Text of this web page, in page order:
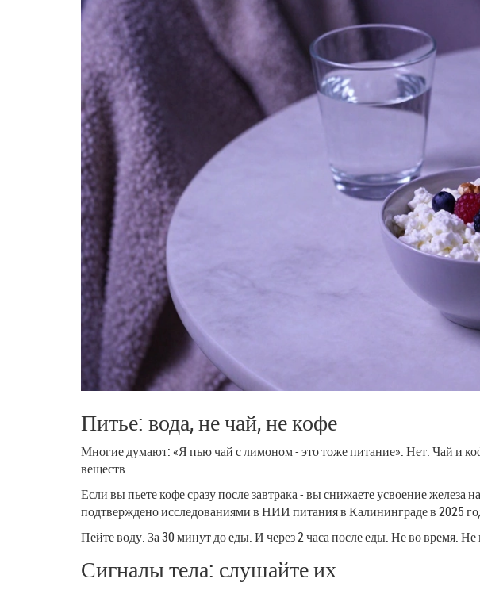
Питье: вода, не чай, не кофе
Многие думают: «Я пью чай с лимоном - это тоже питание». Нет. Чай и
веществ.
Если вы пьете кофе сразу после завтрака - вы снижаете усвоение железа
подтверждено исследованиями в НИИ питания в Калининграде в 2025
Пейте воду. За 30 минут до еды. И через 2 часа после еды. Не во время.
Сигналы тела: слушайте их